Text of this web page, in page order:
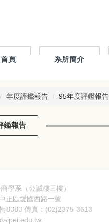
首頁 系所簡介
年度評鑑報告 95年度評鑑報告
鑑報告
學系（公誠樓三樓）
正區愛國西路一號
8383 傳真：(02)2375-3613